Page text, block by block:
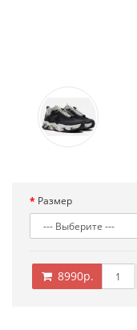
Размер
8990р.